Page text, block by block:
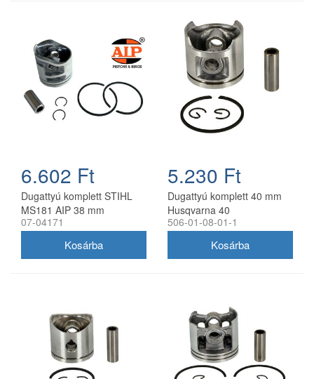
6.602 Ft
Dugattyú komplett STIHL
MS181 AIP 38 mm
07-04171
5.230 Ft
Dugattyú komplett 40 mm
Husqvarna 40
láncfűrészhez utángyártott
506-01-08-01-1